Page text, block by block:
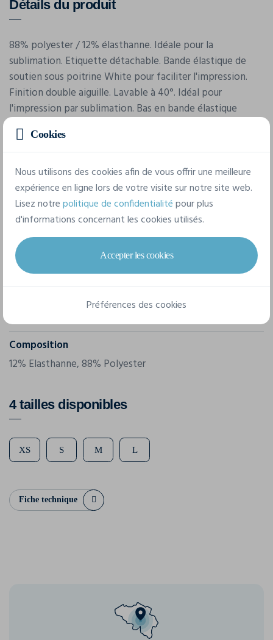
Détails du produit
88% polyester / 12% élasthanne. Idéale pour la
sublimation. Etiquette détachable. Bande élastique de
soutien sous poitrine White pour faciliter l'impression.
Finition double aiguille. Lavable à 40°. Idéal pour
l'impression par sublimation. Bas en bande élastique
souple, également imprimable. Coutures à double aiguille.
Caractéristiques
Marque
Skinnifit
Référence
SK236
Composition
12% Elasthanne, 88% Polyester
4 tailles disponibles
XS S M L
Fiche technique
Cookies
Nous utilisons des cookies afin de vous offrir une meilleure
expérience en ligne lors de votre visite sur notre site web.
Lisez notrepolitique de confidentialitépour plus
d'informations concernant les cookies utilisés.
Accepter les cookies
Préférences des cookies